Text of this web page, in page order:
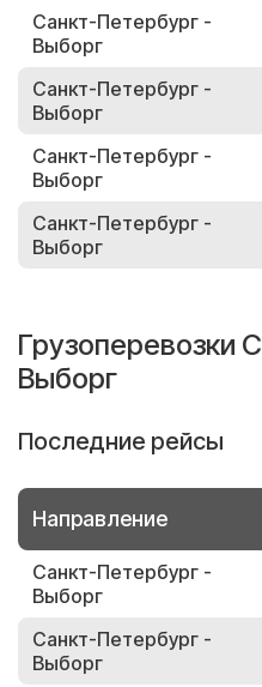
Санкт-Петербург -
Выборг
Санкт-Петербург -
Выборг
Санкт-Петербург -
Выборг
Санкт-Петербург -
Выборг
Грузоперевозки
Выборг
Последние рейсы
Направление
Санкт-Петербург -
Выборг
Санкт-Петербург -
Выборг